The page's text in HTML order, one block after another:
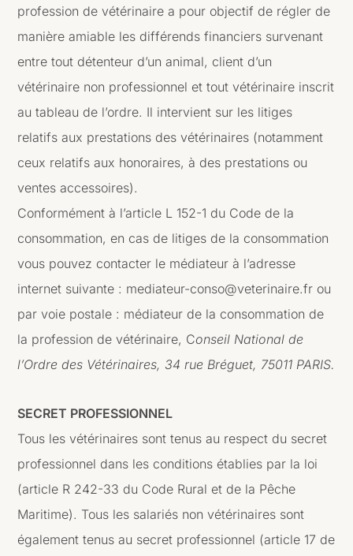
profession de vétérinaire a pour objectif de régler de
manière amiable les différends financiers survenant
entre tout détenteur d’un animal, client d’un
vétérinaire non professionnel et tout vétérinaire inscrit
au tableau de l’ordre. Il intervient sur les litiges
relatifs aux prestations des vétérinaires (notamment
ceux relatifs aux honoraires, à des prestations ou
ventes accessoires).
Conformément à l’article L 152-1 du Code de la
consommation, en cas de litiges de la consommation
vous pouvez contacter le médiateur à l’adresse
internet suivante : mediateur-conso@veterinaire.fr ou
par voie postale : médiateur de la consommation de
la profession de vétérinaire, Conseil National de
l’Ordre des Vétérinaires, 34 rue Bréguet, 75011 PARIS.
SECRET PROFESSIONNEL
Tous les vétérinaires sont tenus au respect du secret
professionnel dans les conditions établies par la loi
(article R 242-33 du Code Rural et de la Pêche
Maritime). Tous les salariés non vétérinaires sont
également tenus au secret professionnel (article 17 de